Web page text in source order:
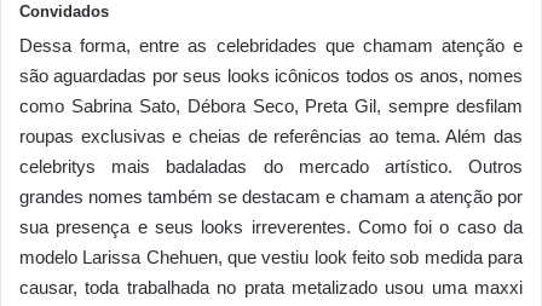
Convidados
Dessa forma, entre as celebridades que chamam atenção e
são aguardadas por seus looks icônicos todos os anos, nomes
como Sabrina Sato, Débora Seco, Preta Gil, sempre desfilam
roupas exclusivas e cheias de referências ao tema. Além das
celebritys mais badaladas do mercado artístico. Outros
grandes nomes também se destacam e chamam a atenção por
sua presença e seus looks irreverentes. Como foi o caso da
modelo Larissa Chehuen, que vestiu look feito sob medida para
causar, toda trabalhada no prata metalizado usou uma maxxi